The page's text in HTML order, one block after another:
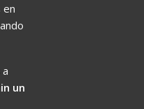
en
un